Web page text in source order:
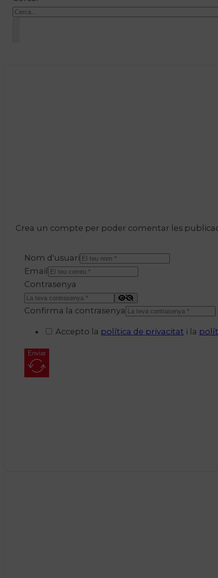
Crea un compte per poder comentar les
Nom d'usuari
Email
Contrasenya
Confirma la contrasenya
Accepto la política de privacitat i la
Enviar